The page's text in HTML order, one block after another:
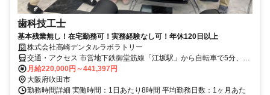
歯科技工士
基本残業無し！在宅勤務可！実務経験なし可！年休120日以上
株式会社高崎デンタルラボラトリー
交通・アクセス 市営地下鉄御堂筋線「江坂駅」から自転車で5分、JR
おおさか東線「南吹田駅」から自転車で6分
月給220,000円～441,397円
大阪府吹田市
勤務時間詳細 実働時間：1日あたり8時間 平均勤務日数：1ヶ月あた